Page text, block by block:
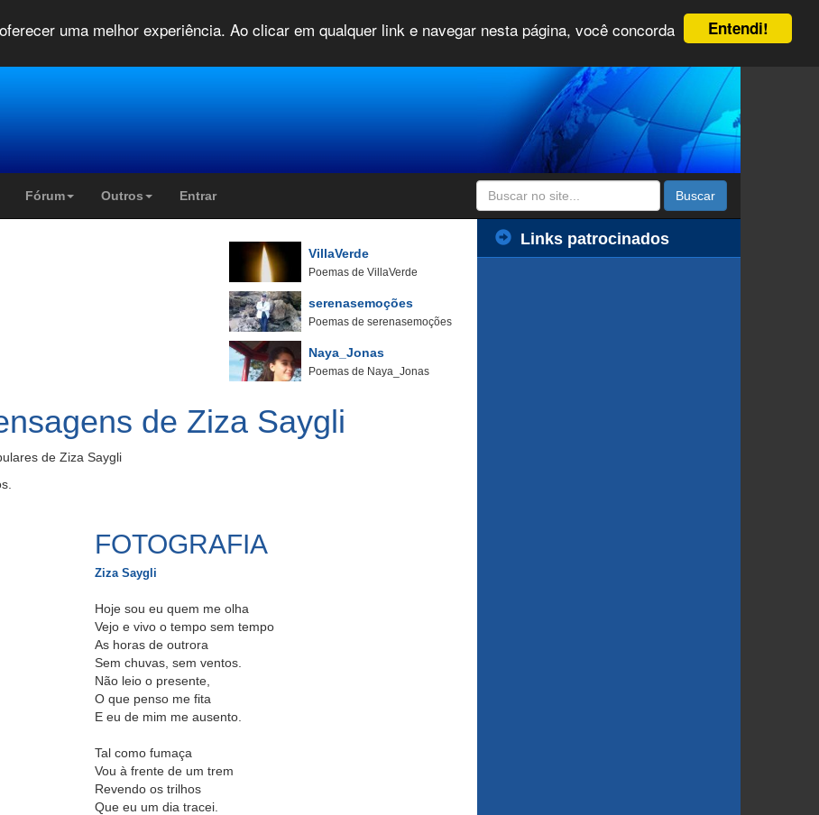
Entendi!
uma melhor experiência. Ao clicar em qualquer link e navegar nesta página, você concorda
Fórum Outros Entrar Buscar
VillaVerde
Poemas de VillaVerde
serenasemoções
Poemas de serenasemoções
Naya_Jonas
Poemas de Naya_Jonas
de Ziza Saygli
de Ziza Saygli
FOTOGRAFIA
Ziza Saygli
Hoje sou eu quem me olha
Vejo e vivo o tempo sem tempo
As horas de outrora
Sem chuvas, sem ventos.
Não leio o presente,
O que penso me fita
E eu de mim me ausento.
Tal como fumaça
Vou à frente de um trem
Revendo os trilhos
Que eu um dia tracei.
Links patrocinados